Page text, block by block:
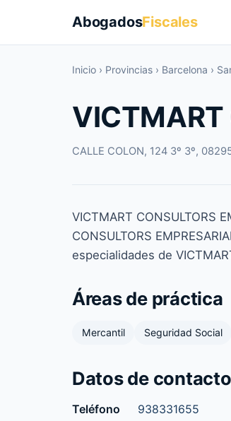
AbogadosFiscales
Inicio › Provincias › Barcelona ›
VICTMART
CALLE COLON, 124 3º 3º,
VICTMART CONSULTORS
CONSULTORS
especialidades de
Áreas de práctica
Mercantil Seguridad Social
Datos de contacto
Teléfono
938331655